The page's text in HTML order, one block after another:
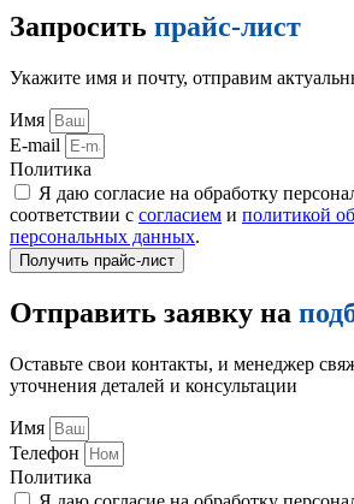
Запросить прайс-лист
Укажите имя и почту, отправим
Имя
E-mail
Политика
Я даю согласие на обработку
соответствии с согласием и политикой
персональных данных.
Получить прайс-лист
Отправить заявку на
Оставьте свои контакты, и менеджер
уточнения деталей и консультации
Имя
Телефон
Политика